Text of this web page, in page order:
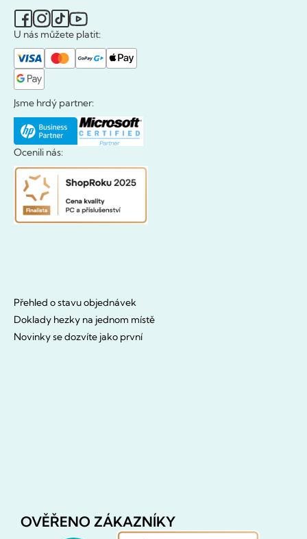
U nás můžete platit:
Jsme hrdý partner:
Ocenili nás:
Přehled o stavu objednávek
Doklady hezky na jednom místě
Novinky se dozvíte jako první
OVĚŘENO ZÁKAZNÍKY